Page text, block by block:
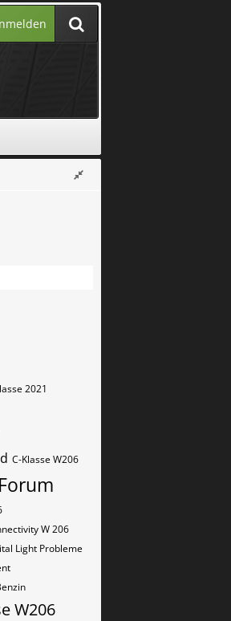
2021
C-Klasse W206
W 206
Light Probleme
W206